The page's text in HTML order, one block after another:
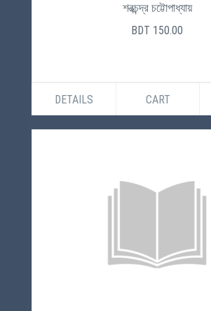
শরত্‍চন্দ্র চট্টোপাধ্যায়
BDT 150.00
DETAILS CART